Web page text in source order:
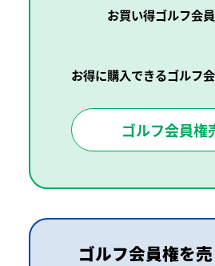
お買い得ゴルフ会
お得に購入できるゴルフ
ゴルフ会員権
ゴルフ会員権を